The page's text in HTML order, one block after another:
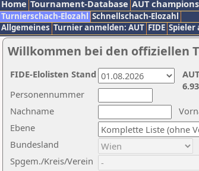
Home Tournament-Database AUT
Turnierschach-Elozahl Schnellschach-Elozahl
Allgemeines Turnier anmelden: AUT FIDE Spieler
Willkommen bei den offiziellen
Nachname
Ebene
Personennummer
Bundesland
Spgem./Kreis/Verein
FIDE-Elolisten Stand